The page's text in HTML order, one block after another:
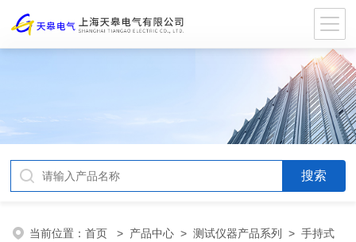
当前位置：首页 > 产品中心 >测试仪器产品系列 >手持式